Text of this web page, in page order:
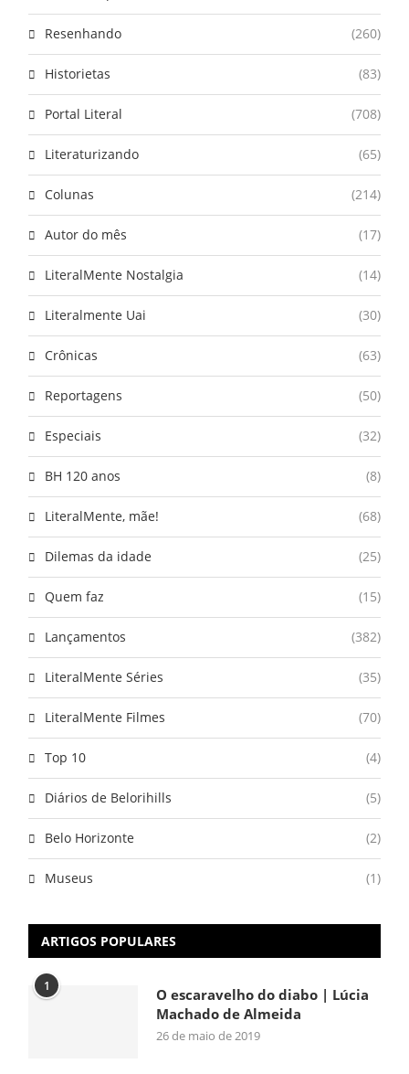
Resenhando (260)
Historietas (83)
Portal Literal (708)
Literaturizando (65)
Colunas (214)
Autor do mês (17)
LiteralMente Nostalgia (14)
Literalmente Uai (30)
Crônicas (63)
Reportagens (50)
Especiais (32)
BH 120 anos (8)
LiteralMente, mãe! (68)
Dilemas da idade (25)
Quem faz (15)
Lançamentos (382)
LiteralMente Séries (35)
LiteralMente Filmes (70)
Top 10 (4)
Diários de Belorihills (5)
Belo Horizonte (2)
Museus (1)
ARTIGOS POPULARES
1
O escaravelho do diabo | Lúcia
Machado de Almeida
26 de maio de 2019